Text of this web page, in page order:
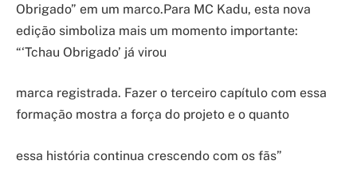
Obrigado” em um marco.Para MC Kadu, esta nova
edição simboliza mais um momento importante:
“‘Tchau Obrigado’ já virou
marca registrada. Fazer o terceiro capítulo com essa
formação mostra a força do projeto e o quanto
essa história continua crescendo com os fãs”